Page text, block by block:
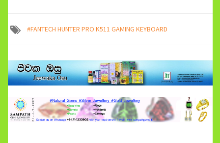
#FANTECH HUNTER PRO K511 GAMING KEYBOARD